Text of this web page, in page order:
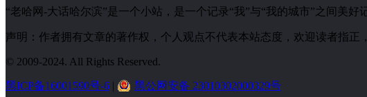
“老哈网-大话哈尔滨”是一个小站，是一个记录“我”与“我的城市”之间美
声明：作者拥有文章的著作权，个人观点不代表本站态度，欢迎读者指正
© 2009-2024. All Rights Reserved.
黑ICP备16001590号-6 | 黑公网安备 23010302000329号